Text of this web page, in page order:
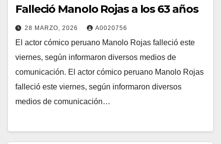
Falleció Manolo Rojas a los 63 años
28 MARZO, 2026 A0020756
El actor cómico peruano Manolo Rojas falleció este
viernes, según informaron diversos medios de
comunicación. El actor cómico peruano Manolo Rojas
falleció este viernes, según informaron diversos
medios de comunicación…